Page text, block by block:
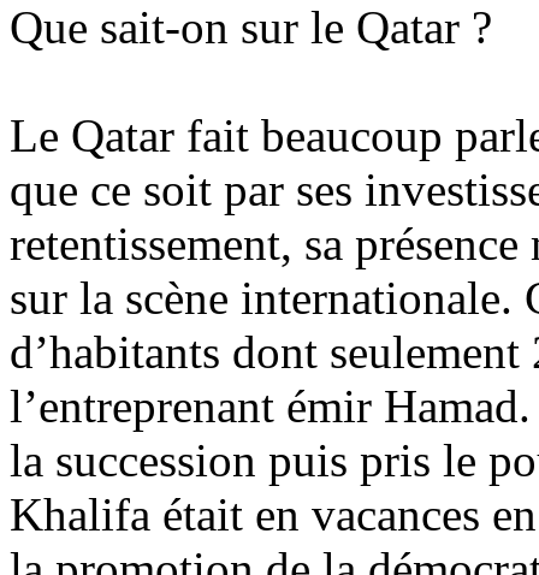
Que sait-on sur le Qatar ?
Le Qatar fait beaucoup
que ce soit par ses
retentissement, sa
sur la scène internationale.
d’habitants dont
l’entreprenant émir
la succession puis pris le
Khalifa était en vacances